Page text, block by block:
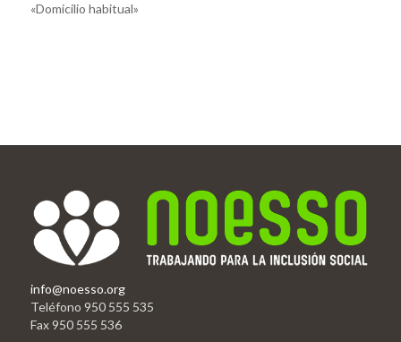
«Domicilio habitual»
info@noesso.org
Teléfono 950 555 535
Fax 950 555 536